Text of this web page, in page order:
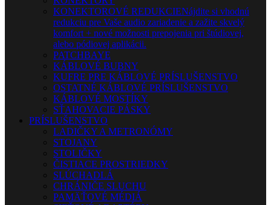
KONEKTOROVÉ REDUKCIENájdite si vhodnú
redukciu pre Vaše audio zariadenie a zažite skvelý
komfort + nové možnosti prepojenia pri štúdiovej,
alebo pódiovej aplikácii.
PATCHBAYE
KÁBLOVÉ BUBNY
KUFRE PRE KÁBLOVÉ PRÍSLUŠENSTVO
OSTATNÉ KÁBLOVÉ PRÍSLUŠENSTVO
KÁBLOVÉ MOSTÍKY
SŤAHOVACIE PÁSKY
PRÍSLUŠENSTVO
LADIČKY A METRONÓMY
STOJANY
STOLIČKY
ČISTIACE PROSTRIEDKY
SLÚCHADLÁ
CHRÁNIČE SLUCHU
PAMÄŤOVÉ MÉDIÁ